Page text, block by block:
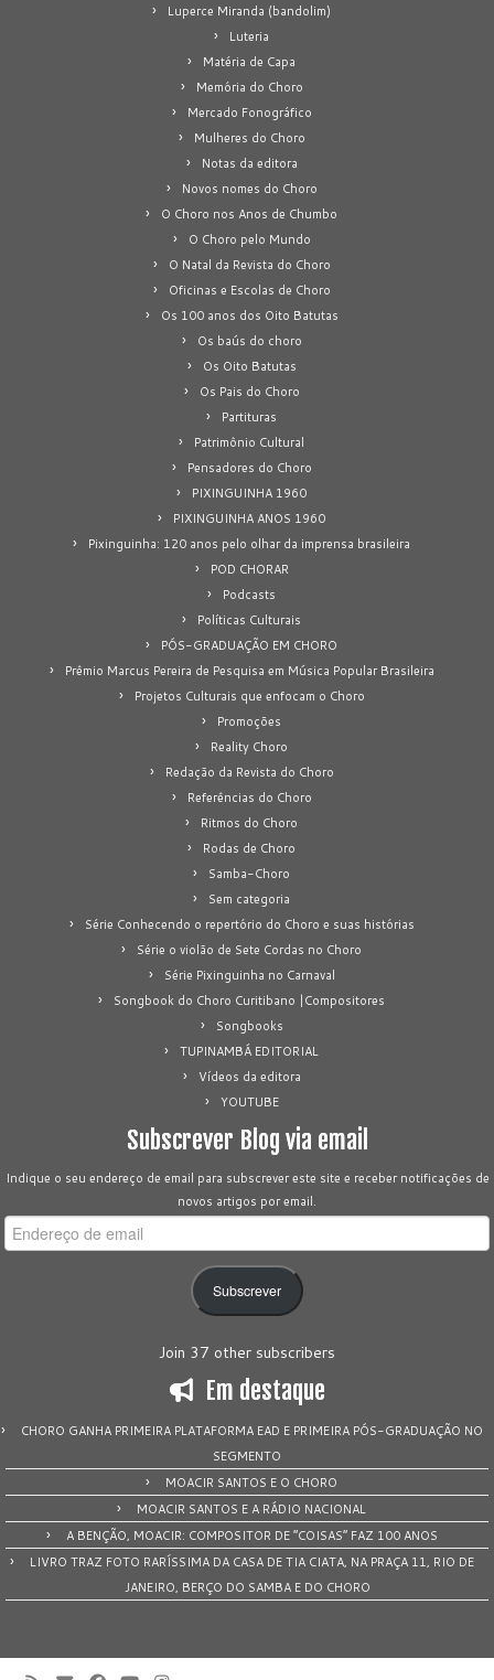
Luperce Miranda (bandolim)
Luteria
Matéria de Capa
Memória do Choro
Mercado Fonográfico
Mulheres do Choro
Notas da editora
Novos nomes do Choro
O Choro nos Anos de Chumbo
O Choro pelo Mundo
O Natal da Revista do Choro
Oficinas e Escolas de Choro
Os 100 anos dos Oito Batutas
Os baús do choro
Os Oito Batutas
Os Pais do Choro
Partituras
Patrimônio Cultural
Pensadores do Choro
PIXINGUINHA 1960
PIXINGUINHA ANOS 1960
Pixinguinha: 120 anos pelo olhar da imprensa brasileira
POD CHORAR
Podcasts
Políticas Culturais
PÓS-GRADUAÇÃO EM CHORO
Prêmio Marcus Pereira de Pesquisa em Música Popular Brasileira
Projetos Culturais que enfocam o Choro
Promoções
Reality Choro
Redação da Revista do Choro
Referências do Choro
Ritmos do Choro
Rodas de Choro
Samba-Choro
Sem categoria
Série Conhecendo o repertório do Choro e suas histórias
Série o violão de Sete Cordas no Choro
Série Pixinguinha no Carnaval
Songbook do Choro Curitibano |Compositores
Songbooks
TUPINAMBÁ EDITORIAL
Vídeos da editora
YOUTUBE
Subscrever Blog via email
Indique o seu endereço de email para subscrever este site e receber notificações de
novos artigos por email.
Endereço
de
Subscrever
Join 37 other subscribers
Em destaque
CHORO GANHA PRIMEIRA PLATAFORMA EAD E PRIMEIRA PÓS-GRADUAÇÃO NO
SEGMENTO
MOACIR SANTOS E O CHORO
MOACIR SANTOS E A RÁDIO NACIONAL
A BENÇÃO, MOACIR: COMPOSITOR DE “COISAS” FAZ 100 ANOS
LIVRO TRAZ FOTO RARÍSSIMA DA CASA DE TIA CIATA, NA PRAÇA 11, RIO DE
JANEIRO, BERÇO DO SAMBA E DO CHORO